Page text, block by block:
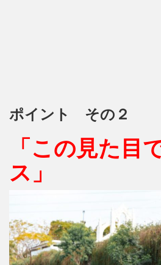
ポイント その２
「この見た目
ス」